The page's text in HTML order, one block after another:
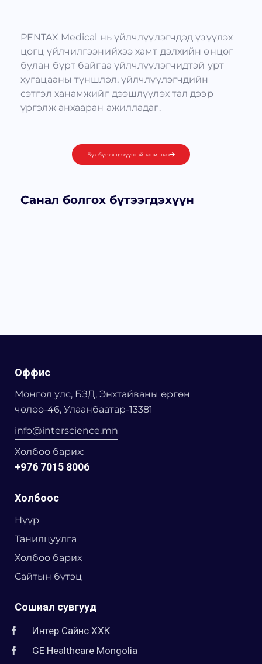
PENTAX Medical нь үйлчлүүлэгчдэд үзүүлэх
цогц үйлчилгээнийхээ хамт дэлхийн өнцөг
булан бүрт байгаа үйлчлүүлэгчидтэй урт
хугацааны түншлэл, үйлчлүүлэгчдийн
сэтгэл ханамжийг дээшлүүлэх тал дээр
үргэлж анхааран ажилладаг.
Бүх бүтээгдэхүүнтэй танилцах
Санал болгох бүтээгдэхүүн
Оффис
Монгол улс, БЗД, Энхтайваны өргөн
чөлөө-46, Улаанбаатар-13381
info@interscience.mn
Холбоо барих:
+976 7015 8006
Холбоос
Нүүр
Танилцуулга
Холбоо барих
Сайтын бүтэц
Сошиал сувгууд
Интер Сайнс ХХК
GE Healthcare Mongolia